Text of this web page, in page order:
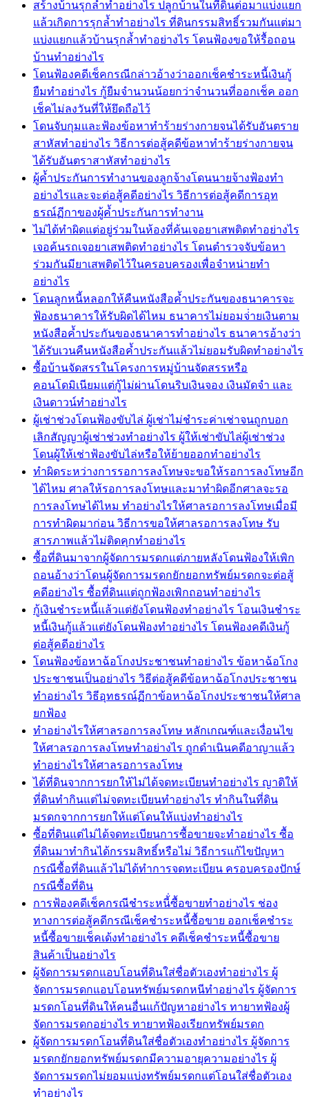
สร้างบ้านรุกล้ำทำอย่างไร ปลูกบ้านในที่ดินต่อมาแบ่งแยก
แล้วเกิดการรุกล้ำทำอย่างไร ที่ดินกรรมสิทธิ์รวมกันแต่มา
แบ่งแยกแล้วบ้านรุกล้ำทำอย่างไร โดนฟ้องขอให้รื้อถอน
บ้านทำอย่างไร
โดนฟ้องคดีเช็คกรณีกล่าวอ้างว่าออกเช็คชำระหนี้เงินกู้
ยืมทำอย่างไร กู้ยืมจำนวนน้อยกว่าจำนวนที่ออกเช็ค ออก
เช็คไม่ลงวันที่ให้ยึดถือไว้
โดนจับกุมและฟ้องข้อหาทำร้ายร่างกายจนได้รับอันตราย
สาหัสทำอย่างไร วิธีการต่อสู้คดีข้อหาทำร้ายร่างกายจน
ได้รับอันตราสาหัสทำอย่างไร
ผู้ค้ำประกันการทำงานของลูกจ้างโดนนายจ้างฟ้องทำ
อย่างไรและจะต่อสู้คดีอย่างไร วิธีการต่อสู้คดีการอุท
ธรณ์ฏีกาของผู้ค้ำประกันการทำงาน
ไม่ได้ทำผิดแต่อยู่ร่วมในห้องที่ค้นเจอยาเสพติดทำอย่างไร
เจอค้นรถเจอยาเสพติดทำอย่างไร โดนตำรวจจับข้อหา
ร่วมกันมียาเสพติดไว้ในครอบครองเพื่อจำหน่ายทำ
อย่างไร
โดนลูกหนี้หลอกให้คืนหนังสือค้ำประกันของธนาคารจะ
ฟ้องธนาคารให้รับผิดได้ไหม ธนาคารไม่ยอมจ่่ายเงินตาม
หนังสือค้ำประกันของธนาคารทำอย่างไร ธนาคารอ้างว่า
ได้รับเวนคืนหนังสือค้ำประกันแล้วไม่ยอมรับผิดทำอย่างไร
ซื้อบ้านจัดสรรในโครงการหมู่บ้านจัดสรรหรือ
คอนโดมิเนียมแต่กู้ไม่ผ่านโดนริบเงินจอง เงินมัดจำ และ
เงินดาวน์ทำอย่างไร
ผู้เช่าช่วงโดนฟ้องขับไล่ ผู้เช่าไม่ชำระค่าเช่าจนถูกบอก
เลิกสัญญาผู้เช่าช่วงทำอย่างไร ผู้ให้เช่าขับไล่ผู้เช่าช่วง
โดนผู้ให้เช่าฟ้องขับไล่หรือให้ย้ายออกทำอย่างไร
ทำผิดระหว่างการรอการลงโทษจะขอให้รอการลงโทษอีก
ได้ไหม ศาลให้รอการลงโทษและมาทำผิดอีกศาลจะรอ
การลงโทษได้ไหม ทำอย่างไรให้ศาลรอการลงโทษเมื่อมี
การทำผิดมาก่อน วิธีการขอให้ศาลรอการลงโทษ รับ
สารภาพแล้วไม่ติดคุกทำอย่างไร
ซื้อที่ดินมาจากผู้จัดการมรดกแต่ภายหลังโดนฟ้องให้เพิก
ถอนอ้างว่าโดนผู้จัดการมรดกยักยอกทรัพย์มรดกจะต่อสู้
คดีอย่างไร ซื้อที่ดินแต่ถูกฟ้องเพิกถอนทำอย่างไร
กู้เงินชำระหนี้แล้วแต่ยังโดนฟ้องทำอย่างไร โอนเงินชำระ
หนี้เงินกู้แล้วแต่ยังโดนฟ้องทำอย่างไร โดนฟ้องคดีเงินกู้
ต่อสู้คดีอย่างไร
โดนฟ้องข้อหาฉ้อโกงประชาชนทำอย่างไร ข้อหาฉ้อโกง
ประชาชนเป็นอย่างไร วิธีต่อสู้คดีข้อหาฉ้อโกงประชาชน
ทำอย่างไร วิธีอุทธรณ์ฏีกาข้อหาฉ้อโกงประชาชนให้ศาล
ยกฟ้อง
ทำอย่างไรให้ศาลรอการลงโทษ หลักเกณฑ์และเงื่อนไข
ให้ศาลรอการลงโทษทำอย่างไร ถูกดำเนินคดีอาญาแล้ว
ทำอย่างไรให้ศาลรอการลงโทษ
ได้ที่ดินจากการยกให้ไม่ได้จดทะเบียนทำอย่างไร ญาติให้
ที่ดินทำกินแต่ไม่จดทะเบียนทำอย่างไร ทำกินในที่ดิน
มรดกจากการยกให้แต่โดนให้แบ่งทำอย่างไร
ซื้อที่ดินแต่ไม่ได้จดทะเบียนการซื้อขายจะทำอย่างไร ซื้อ
ที่ดินมาทำกินได้กรรมสิทธิ์หรือไม่ วิธีการแก้ไขปัญหา
กรณีซื้อที่ดินแล้วไม่ได้ทำการจดทะเบียน ครอบครองปักษ์
กรณีซื้อที่ดิน
การฟ้องคดีเช็คกรณีชำระหนี้่ซื้อขายทำอย่างไร ช่อง
ทางการต่อสู้คดีกรณีเช็คชำระหนี้ซื้อขาย ออกเช็คชำระ
หนี้ซื้อขายเช็คเด้งทำอย่างไร คดีเช็คชำระหนี้ซื้อขาย
สินค้าเป็นอย่างไร
ผู้จัดการมรดกแอบโอนที่ดินใส่ชื่อตัวเองทำอย่างไร ผู้
จัดการมรดกแอบโอนทรัพย์มรดกหนีทำอย่างไร ผู้จัดการ
มรดกโอนที่ดินให้คนอื่นแก้ปัญหาอย่างไร ทายาทฟ้องผู้
จัดการมรดกอย่างไร ทายาทฟ้องเรียกทรัพย์มรดก
ผู้จัดการมรดกโอนที่ดินใส่ชื่อตัวเองทำอย่างไร ผู้จัดการ
มรดกยักยอกทรัพย์มรดกมีความอายุความอย่างไร ผู้
จัดการมรดกไม่ยอมแบ่งทรัพย์มรดกแต่โอนใส่ชื่อตัวเอง
ทำอย่างไร